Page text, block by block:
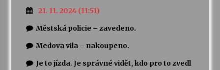
21. 11. 2024 (11:51)
Městská policie – zavedeno.
Medova vila – nakoupeno.
Je to jízda. Je správné vidět, kdo pro to zvedl